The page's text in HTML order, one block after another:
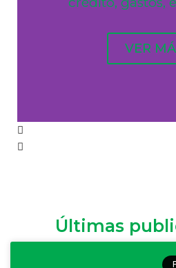
VER
Últimas